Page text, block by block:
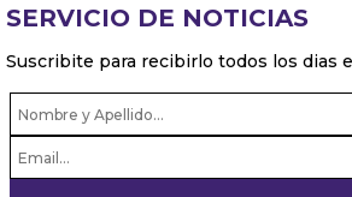
SERVICIO DE NOTICIAS
Suscribite para recibirlo todos los dias